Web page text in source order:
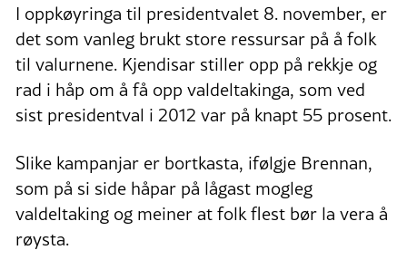
I oppkøyringa til presidentvalet 8. november, er
det som vanleg brukt store ressursar på å folk
til valurnene. Kjendisar stiller opp på rekkje og
rad i håp om å få opp valdeltakinga, som ved
sist presidentval i 2012 var på knapt 55 prosent.
Slike kampanjar er bortkasta, ifølgje Brennan,
som på si side håpar på lågast mogleg
valdeltaking og meiner at folk flest bør la vera å
røysta.